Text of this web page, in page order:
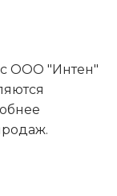
ООО "Интен"